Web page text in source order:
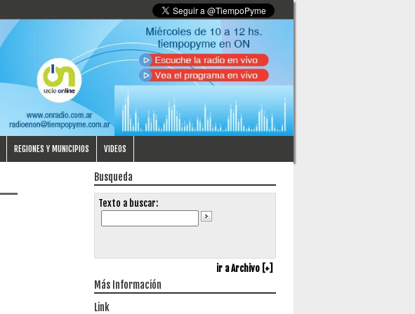
REGIONES Y MUNICIPIOS VIDEOS
Busqueda
Texto a buscar:
ir a Archivo [+]
Más Información
Link